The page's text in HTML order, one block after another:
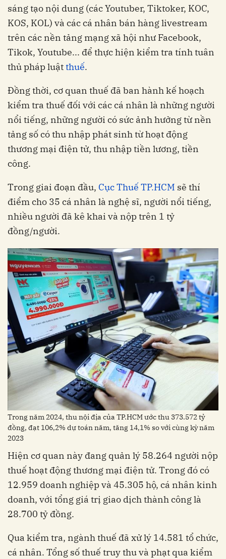
sáng tạo nội dung (các Youtuber, Tiktoker, KOC,
KOS, KOL) và các cá nhân bán hàng livestream
trên các nền tảng mạng xã hội như Facebook,
Tikok, Youtube... để thực hiện kiểm tra tính tuân
thủ pháp luậtthuế.
Đồng thời, cơ quan thuế đã ban hành kế hoạch
kiểm tra thuế đối với các cá nhân là những người
nổi tiếng, những người có sức ảnh hưởng từ nền
tảng số có thu nhập phát sinh từ hoạt động
thương mại điện tử, thu nhập tiền lương, tiền
công.
Trong giai đoạn đầu, Cục Thuế TP.HCM sẽ thí
điểm cho 35 cá nhân là nghệ sĩ, người nổi tiếng,
nhiều người đã kê khai và nộp trên 1 tỷ
đồng/người.
Trong năm 2024, thu nội địa của TP.HCM ước thu 373.572 tỷ
đồng, đạt 106,2% dự toán năm, tăng 14,1% so với cùng kỳ năm
2023
Hiện cơ quan này đang quản lý 58.264 người nộp
thuế hoạt động thương mại điện tử. Trong đó có
12.959 doanh nghiệp và 45.305 hộ, cá nhân kinh
doanh, với tổng giá trị giao dịch thành công là
28.700 tỷ đồng.
Qua kiểm tra, ngành thuế đã xử lý 14.581 tổ chức,
cá nhân. Tổng số thuế truy thu và phạt qua kiểm